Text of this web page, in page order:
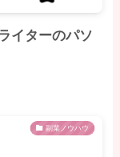
イターのパソ
副業ノウハウ